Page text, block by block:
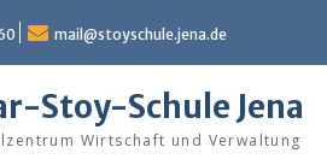
mail@stoyschule.jena.de
Stoy-Schule Jena
Wirtschaft und Verwaltung